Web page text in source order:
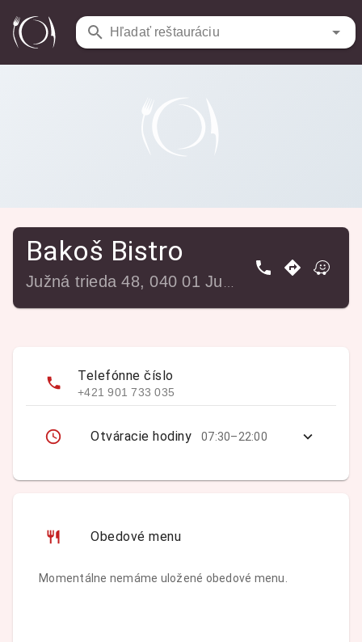
Hľadať reštauráciu
Reštaurácie / Bakoš Bistro
Bakoš Bistro
Telefónne číslo
+421 901 733 035
Otváracie hodiny 07:30–22:00
Obedové menu
Momentálne nemáme uložené obedové menu.